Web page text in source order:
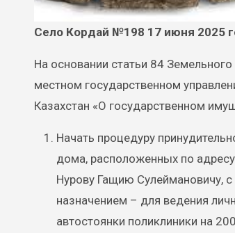
Село Кордай №198 17 июня 2025
На основании статьи 84
местном государственном
Казахстан «О государственном
Начать процедуру
дома, расположенных по
Нурову Гащию Сулеймановичу,
назначением – для ведения
автостоянки поликлиники на